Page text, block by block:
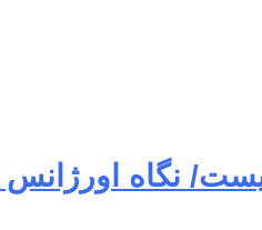
نیست/ نگاه